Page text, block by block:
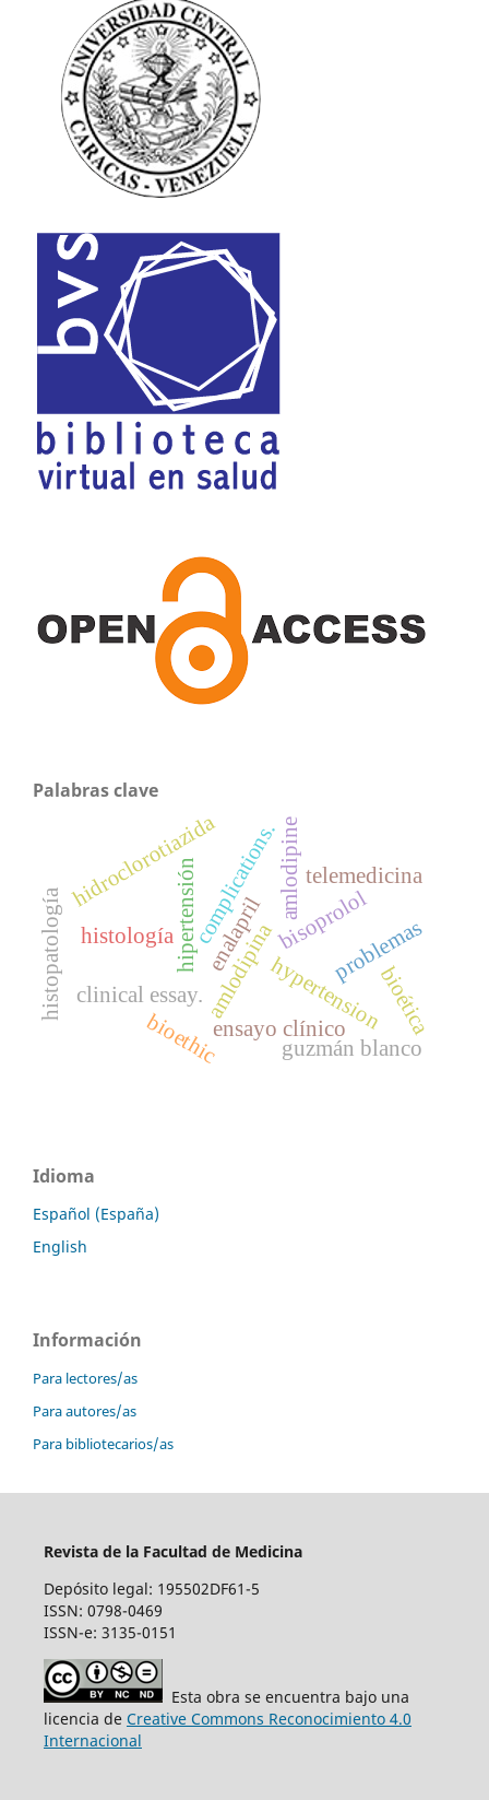
Palabras clave
hipertensión
hidroclorotiazida
bisoprolol
enalapril
amlodipina
ensayo clínico
hypertension
amlodipine
clinical essay.
problemas
histología
histopatología
telemedicina
bioética
bioethic guzmán blanco
complications.
Idioma
Español (España)
English
Información
Para lectores/as
Para autores/as
Para bibliotecarios/as
Revista de la Facultad de Medicina
Depósito legal: 195502DF61-5
ISSN: 0798-0469
ISSN-e: 3135-0151
Esta obra se encuentra bajo una
licencia de Creative Commons Reconocimiento 4.0
Internacional